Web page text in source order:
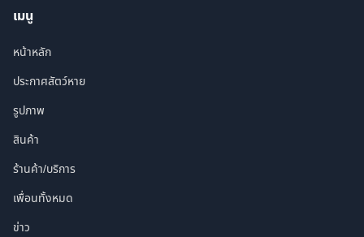
เมนู
หน้าหลัก
ประกาศสัตว์หาย
รูปภาพ
สินค้า
ร้านค้า/บริการ
เพื่อนทั้งหมด
ข่าว